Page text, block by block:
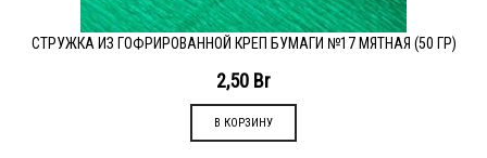
СТРУЖКА ИЗ ГОФРИРОВАННОЙ КРЕП БУМАГИ №17 МЯТНАЯ (50 ГР)
2,50 Br
В КОРЗИНУ